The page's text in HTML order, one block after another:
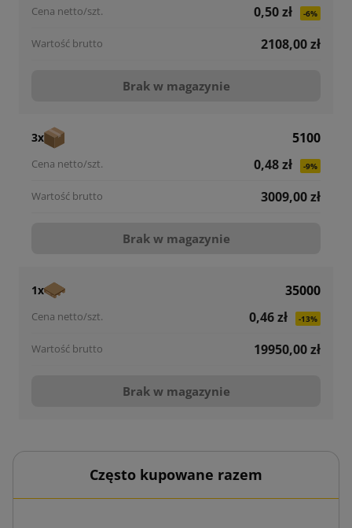
0,50 zł
-6%
2108,00 zł
Brak w magazynie
3x
5100
0,48 zł
-9%
3009,00 zł
Brak w magazynie
1x
35000
0,46 zł
-13%
19950,00 zł
Brak w magazynie
Często kupowane razem